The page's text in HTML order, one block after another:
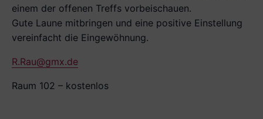
einem der offenen Treffs vorbeischauen.
Gute Laune mitbringen und eine positive Ein­stellung
vereinfacht die Eingewöhnung.
R.Rau@gmx.de
Raum 102 – kostenlos